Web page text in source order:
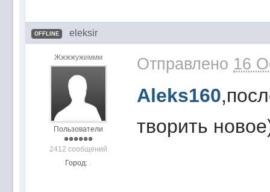
OFFLINE eleksir
Жжжжужиммм
Пользователи
2412 сообщений
Город: .
Отправлено 16
Aleks160
творить